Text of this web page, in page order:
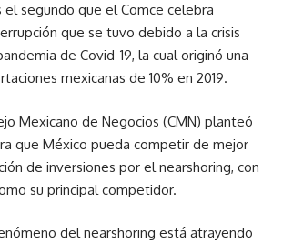
el segundo que el Comce celebra
que se tuvo debido a la crisis
de Covid-19, la cual originó una
mexicanas de 10% en 2019.
Mexicano de Negocios (CMN) planteó
que México pueda competir de mejor
de inversiones por el nearshoring, con
su principal competidor.
del nearshoring está atrayendo